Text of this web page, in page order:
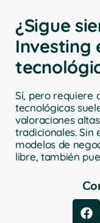
¿Sigue
Investing
Sí, pero requiere
tecnológicas
valoraciones
tradicionales. Sin
modelos de
libre, también